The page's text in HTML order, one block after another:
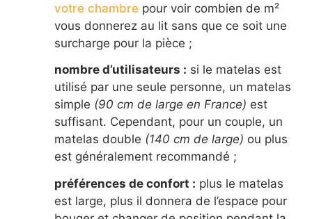
votre chambre pour voir combien de m²
vous donnerez au lit sans que ce soit une
surcharge pour la pièce ;
nombre d’utilisateurs : si le matelas est
utilisé par une seule personne, un matelas
simple (90 cm de large en France) est
suffisant. Cependant, pour un couple, un
matelas double (140 cm de large) ou plus
est généralement recommandé ;
préférences de confort : plus le matelas
est large, plus il donnera de l’espace pour